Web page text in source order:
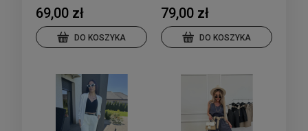
69,00 zł
DO KOSZYKA
79,00 zł
DO KOSZYKA